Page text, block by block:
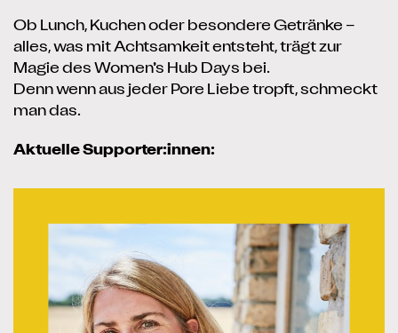
Ob Lunch, Kuchen oder besondere Getränke –
alles, was mit Achtsamkeit entsteht, trägt zur
Magie des Women’s Hub Days bei.
Denn wenn aus jeder Pore Liebe tropft, schmeckt
man das.
Aktuelle Supporter:innen: